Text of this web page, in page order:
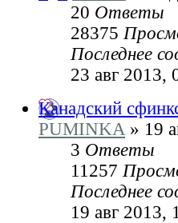
20 Ответы
28375
Последнее
23 авг 2013,
Канадский
PUMINKA » 19
3 Ответы
11257
Последнее
19 авг 2013,